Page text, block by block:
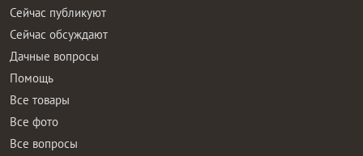
Сейчас публикуют
Сейчас обсуждают
Дачные вопросы
Помощь
Все товары
Все фото
Все вопросы